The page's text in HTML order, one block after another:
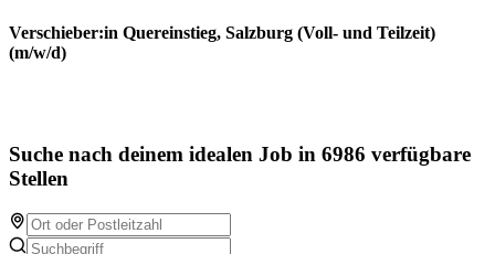
Verschieber:in Quereinstieg, Salzburg (Voll- und Teilzeit)
(m/w/d)
Suche nach deinem idealen Job in 6986 verfügbare
Stellen